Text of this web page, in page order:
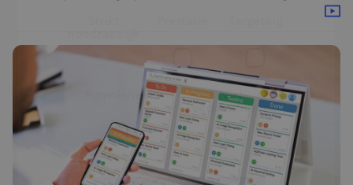
Functioneel
Niet-
geclassificeerd